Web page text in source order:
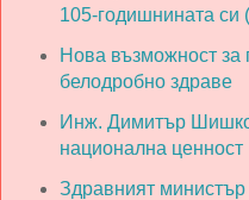
105-годишнината си
Нова възможност за
белодробно здраве
Инж. Димитър
национална ценност
Здравният